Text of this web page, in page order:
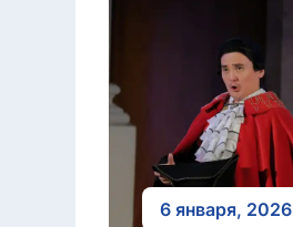
6 января, 2026